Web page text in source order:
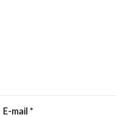
E-mail*